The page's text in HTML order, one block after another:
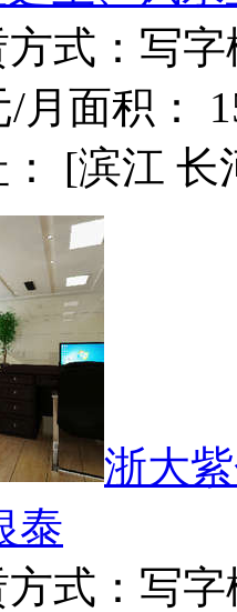
式： 写
月 面积：
[滨江
浙大
泰
式： 写